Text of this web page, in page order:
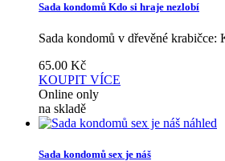
Sada kondomů Kdo si hraje nezlobí
Sada kondomů v dřevěné krabičce:
65.00 Kč
KOUPIT VÍCE
Online only
na skladě
náhled
Sada kondomů sex je náš